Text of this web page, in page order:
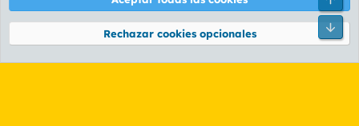
Términos y reglas Política de privacidad Ayuda
Community platform by XenForo® © 2010-2026 XenForo Ltd.
Rechazar cookies opcionales
Pie